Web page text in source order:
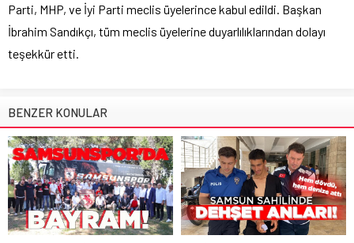
Parti, MHP, ve İyi Parti meclis üyelerince kabul edildi. Başkan
İbrahim Sandıkçı, tüm meclis üyelerine duyarlılıklarından dolayı
teşekkür etti.
BENZER KONULAR